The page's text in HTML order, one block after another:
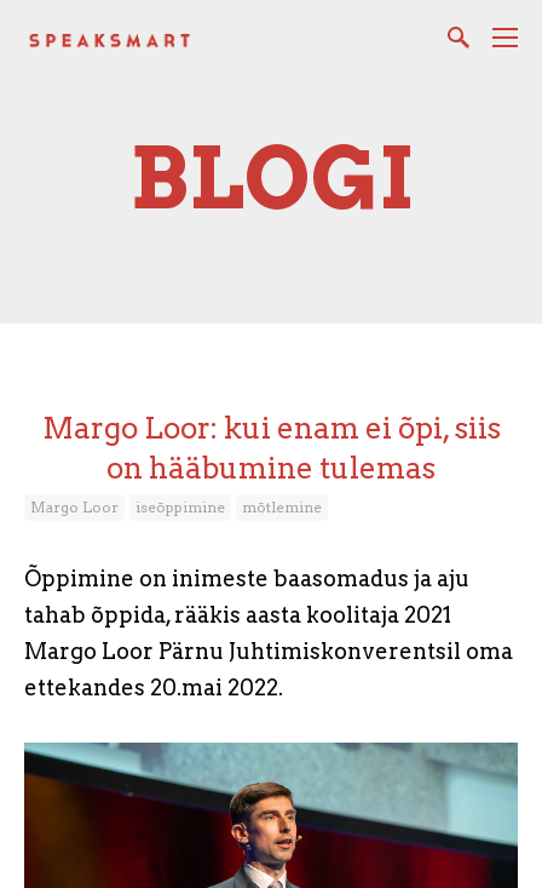
BLOGI
Margo Loor: kui enam ei õpi, siis
on hääbumine tulemas
Margo Loor iseõppimine mõtlemine
Õppimine on inimeste baasomadus ja aju
tahab õppida, rääkis aasta koolitaja 2021
Margo Loor Pärnu Juhtimiskonverentsil oma
ettekandes 20.mai 2022.